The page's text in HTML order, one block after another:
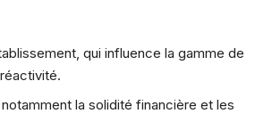
qui influence la gamme de
la solidité financière et les